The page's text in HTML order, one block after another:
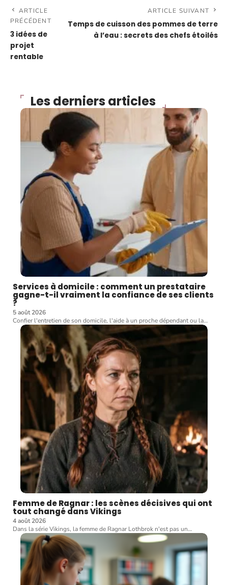
ARTICLE
PRÉCÉDENT
3 idées de
projet
rentable
ARTICLE SUIVANT
Temps de cuisson des pommes de terre
à l’eau : secrets des chefs étoilés
Les derniers articles
Services à domicile : comment un prestataire
gagne-t-il vraiment la confiance de ses clients
?
5 août 2026
Confier l'entretien de son domicile, l'aide à un proche dépendant ou la…
Femme de Ragnar : les scènes décisives qui ont
tout changé dans Vikings
4 août 2026
Dans la série Vikings, la femme de Ragnar Lothbrok n'est pas un…